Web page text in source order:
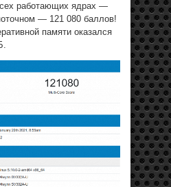
работающих ядрах —
— 121 080 баллов!
памяти оказался